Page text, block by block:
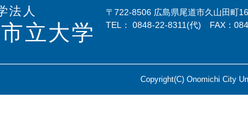
法人
立大学
〒722-8506 広島県尾道市久山田町
TEL： 0848-22-8311(代) FAX：
Copyright(C) Onomichi City